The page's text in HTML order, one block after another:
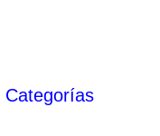
Categorías